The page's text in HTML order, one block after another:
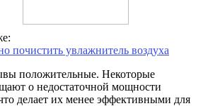
почистить увлажнитель воздуха
положительные. Некоторые
о недостаточной мощности
делает их менее эффективными для